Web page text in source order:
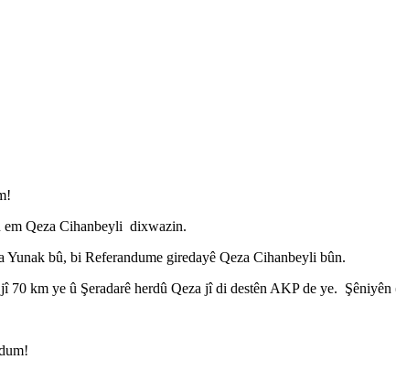
em Qeza Cihanbeyli dixwazin.
Yunak bû, bi Referandume giredayê Qeza Cihanbeyli bûn.
70 km ye û Şeradarê herdû Qeza jî di destên AKP de ye.